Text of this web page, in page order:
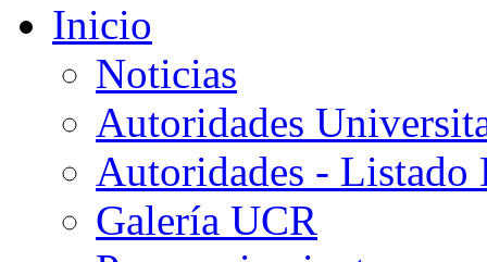
Inicio
Noticias
Autoridades
Autoridades - Listado
Galería UCR